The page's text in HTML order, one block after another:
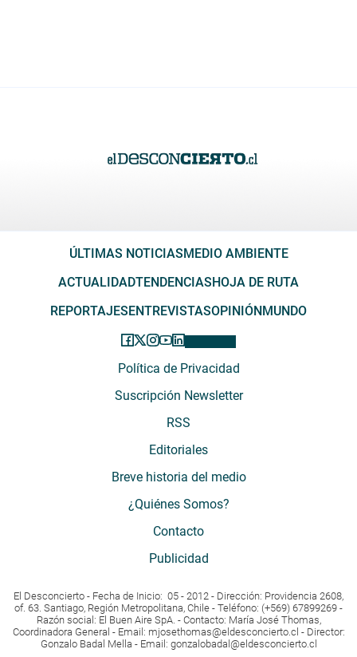
ÚLTIMAS NOTICIASMEDIO AMBIENTE
ACTUALIDADTENDENCIASHOJA DE RUTA
REPORTAJESENTREVISTASOPINIÓNMUNDO
Política de Privacidad
Suscripción Newsletter
RSS
Editoriales
Breve historia del medio
¿Quiénes Somos?
Contacto
Publicidad
El Desconcierto - Fecha de Inicio: 05 - 2012 - Dirección: Providencia 2608,
of. 63. Santiago, Región Metropolitana, Chile - Teléfono: (+569) 67899269 -
Razón social: El Buen Aire SpA. - Contacto: María José Thomas,
Coordinadora General - Email: mjosethomas@eldesconcierto.cl - Director:
Gonzalo Badal Mella - Email: gonzalobadal@eldesconcierto.cl